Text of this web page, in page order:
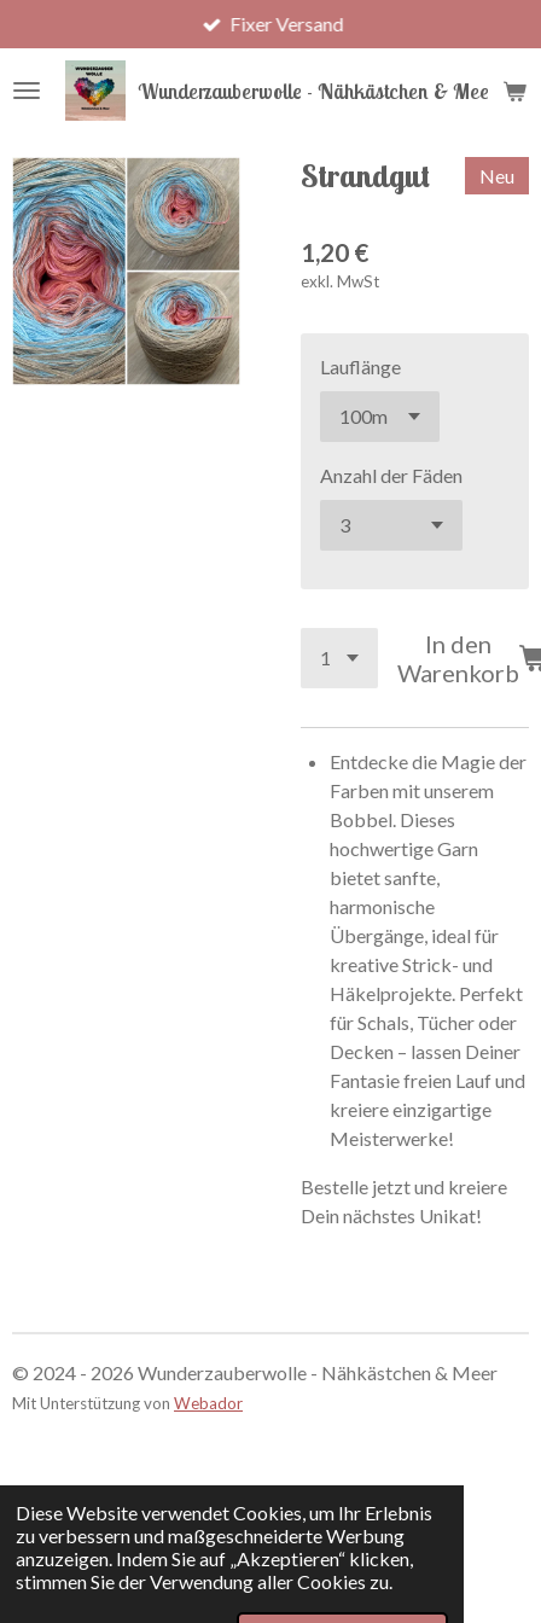
Diese Website verwendet Cookies, um Ihr Erlebnis
zu verbessern und maßgeschneiderte Werbung
anzuzeigen. Indem Sie auf „Akzeptieren“ klicken,
stimmen Sie der Verwendung aller Cookies zu.
Hauptinhalt
springen
Wunderzauberwolle - Nähkästchen & Meer
Fixer Versand
Strandgut Neu
1,20 €
exkl. MwSt
Lauflänge
Anzahl der Fäden
In den
Warenkorb
Entdecke die Magie der
Farben mit unserem
Bobbel. Dieses
hochwertige Garn
bietet sanfte,
harmonische
Übergänge, ideal für
kreative Strick- und
Häkelprojekte. Perfekt
für Schals, Tücher oder
Decken – lassen Deiner
Fantasie freien Lauf und
kreiere einzigartige
Meisterwerke!
Bestelle jetzt und kreiere
Dein nächstes Unikat!
© 2024 - 2026 Wunderzauberwolle - Nähkästchen & Meer
Mit Unterstützung von Webador